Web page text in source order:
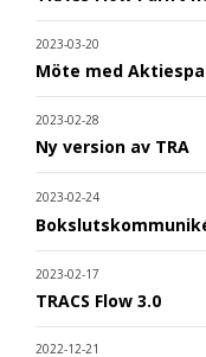
2023-03-20
Möte med
2023-02-28
Ny version av TRA
2023-02-24
2023-02-17
TRACS Flow 3.0
2022-12-21